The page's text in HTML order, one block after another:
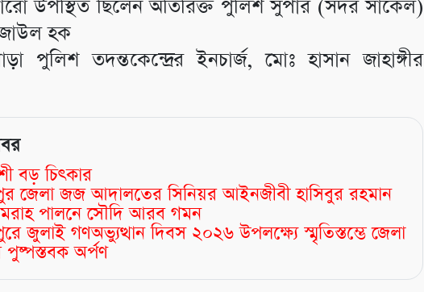
উপস্থিত ছিলেন অতিরিক্ত পুলিশ সুপার (সদর সার্কেল)
হক
পুলিশ তদন্তকেন্দ্রের ইনচার্জ, মোঃ হাসান জাহাঙ্গীর
বড় চিৎকার
জেলা জজ আদালতের সিনিয়র আইনজীবী হাসিবুর রহমান
পালনে সৌদি আরব গমন
জুলাই গণঅভ্যুত্থান দিবস ২০২৬ উপলক্ষ্যে স্মৃতিস্তম্ভে জেলা
পুষ্পস্তবক অর্পণ